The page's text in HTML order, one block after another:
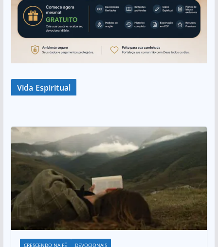
Vida Espiritual
CRESCENDO NA FÉ DEVOCIONAIS